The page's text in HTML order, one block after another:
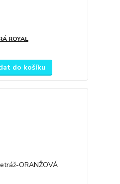
ROYAL
do košíku